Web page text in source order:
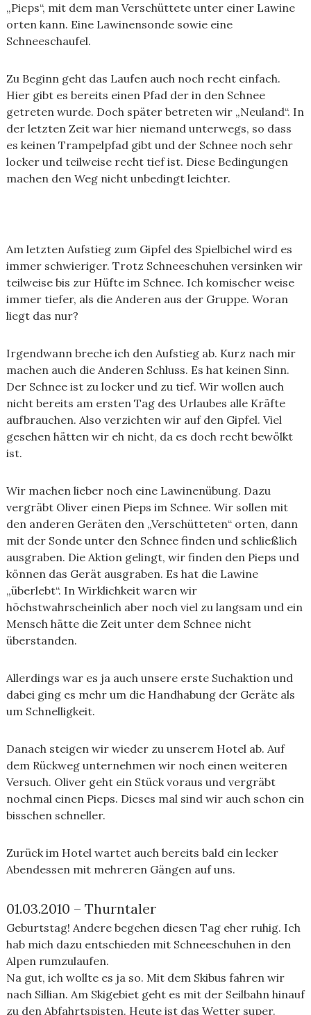
„Pieps“, mit dem man Verschüttete unter einer Lawine
orten kann. Eine Lawinensonde sowie eine
Schneeschaufel.
Zu Beginn geht das Laufen auch noch recht einfach.
Hier gibt es bereits einen Pfad der in den Schnee
getreten wurde. Doch später betreten wir „Neuland“. In
der letzten Zeit war hier niemand unterwegs, so dass
es keinen Trampelpfad gibt und der Schnee noch sehr
locker und teilweise recht tief ist. Diese Bedingungen
machen den Weg nicht unbedingt leichter.
Am letzten Aufstieg zum Gipfel des Spielbichel wird es
immer schwieriger. Trotz Schneeschuhen versinken wir
teilweise bis zur Hüfte im Schnee. Ich komischer weise
immer tiefer, als die Anderen aus der Gruppe. Woran
liegt das nur?
Irgendwann breche ich den Aufstieg ab. Kurz nach mir
machen auch die Anderen Schluss. Es hat keinen Sinn.
Der Schnee ist zu locker und zu tief. Wir wollen auch
nicht bereits am ersten Tag des Urlaubes alle Kräfte
aufbrauchen. Also verzichten wir auf den Gipfel. Viel
gesehen hätten wir eh nicht, da es doch recht bewölkt
ist.
Wir machen lieber noch eine Lawinenübung. Dazu
vergräbt Oliver einen Pieps im Schnee. Wir sollen mit
den anderen Geräten den „Verschütteten“ orten, dann
mit der Sonde unter den Schnee finden und schließlich
ausgraben. Die Aktion gelingt, wir finden den Pieps und
können das Gerät ausgraben. Es hat die Lawine
„überlebt“. In Wirklichkeit waren wir
höchstwahrscheinlich aber noch viel zu langsam und ein
Mensch hätte die Zeit unter dem Schnee nicht
überstanden.
Allerdings war es ja auch unsere erste Suchaktion und
dabei ging es mehr um die Handhabung der Geräte als
um Schnelligkeit.
Danach steigen wir wieder zu unserem Hotel ab. Auf
dem Rückweg unternehmen wir noch einen weiteren
Versuch. Oliver geht ein Stück voraus und vergräbt
nochmal einen Pieps. Dieses mal sind wir auch schon ein
bisschen schneller.
Zurück im Hotel wartet auch bereits bald ein lecker
Abendessen mit mehreren Gängen auf uns.
01.03.2010 – Thurntaler
Geburtstag! Andere begehen diesen Tag eher ruhig. Ich
hab mich dazu entschieden mit Schneeschuhen in den
Alpen rumzulaufen.
Na gut, ich wollte es ja so. Mit dem Skibus fahren wir
nach Sillian. Am Skigebiet geht es mit der Seilbahn hinauf
zu den Abfahrtspisten. Heute ist das Wetter super.